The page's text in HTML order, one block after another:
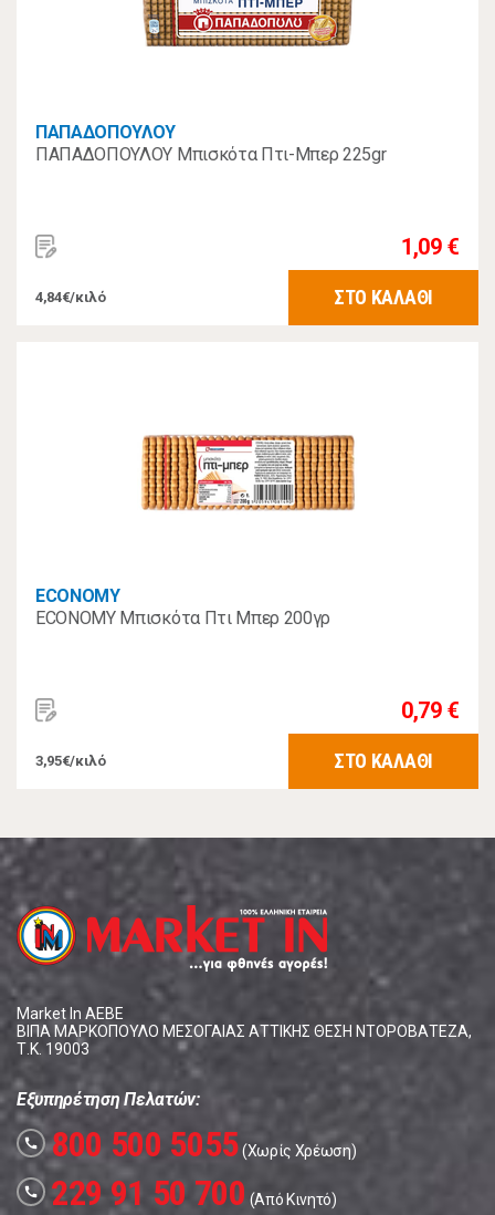
ΠΑΠΑΔΟΠΟΥΛΟΥ
ΠΑΠΑΔΟΠΟΥΛΟΥ Μπισκότα Πτι-Μπερ 225gr
1,09 €
4,84€/κιλό ΣΤΟ ΚΑΛΑΘΙ
ECONOMY
ECONOMY Μπισκότα Πτι Μπερ 200γρ
0,79 €
3,95€/κιλό ΣΤΟ ΚΑΛΑΘΙ
Market In ΑΕΒΕ
ΒΙΠΑ ΜΑΡΚΟΠΟΥΛΟ ΜΕΣΟΓΑΙΑΣ ΑΤΤΙΚΗΣ ΘΕΣΗ ΝΤΟΡΟΒΑΤΕΖΑ,
Τ.Κ. 19003
Εξυπηρέτηση Πελατών:
call 800 500 5055(Χωρίς Χρέωση)
call 229 91 50 700 (Από Κινητό)